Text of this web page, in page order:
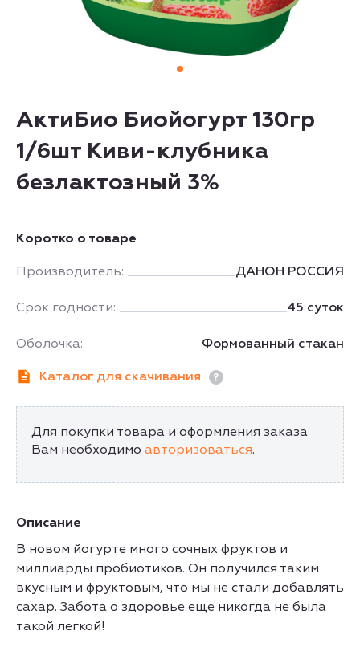
АктиБио Биойогурт 130гр
1/6шт Киви-клубника
безлактозный 3%
Коротко о товаре
Производитель: ДАНОН РОССИЯ
Срок годности: 45 суток
Оболочка: Формованный стакан
Каталог для скачивания
Для покупки товара и оформления заказа
Вам необходимо авторизоваться.
Описание
В новом йогурте много сочных фруктов и
миллиарды пробиотиков. Он получился таким
вкусным и фруктовым, что мы не стали добавлять
сахар. Забота о здоровье еще никогда не была
такой легкой!